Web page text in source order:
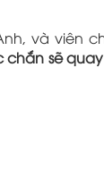
và viên
chắn sẽ